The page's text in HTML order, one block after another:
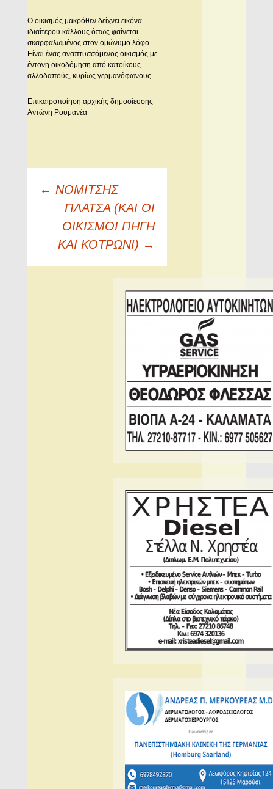
O οικισμός μακρόθεν δείχνει εικόνα
ιδιαίτερου κάλλους όπως φαίνεται
σκαρφαλωμένος στον ομώνυμο λόφο.
Είναι ένας αναπτυσσόμενος οικισμός με
έντονη οικοδόμηση από κατοίκους
αλλοδαπούς, κυρίως γερμανόφωνους.
Επικαιροποίηση αρχικής δημοσίευσης
Aντώνη Pουμανέα
Πλοήγηση
άρθρων
← ΝΟΜΙΤΣΗΣ
ΠΛΑΤΣΑ (ΚΑΙ ΟΙ
ΟΙΚΙΣΜΟΙ ΠΗΓΗ
ΚΑΙ ΚΟΤΡΩΝΙ) →